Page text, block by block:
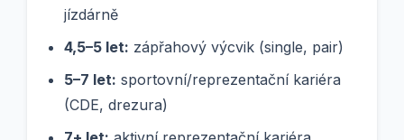
jízdárně
4,5–5 let: zápřahový výcvik (single, pair)
5–7 let: sportovní/reprezentační kariéra
(CDE, drezura)